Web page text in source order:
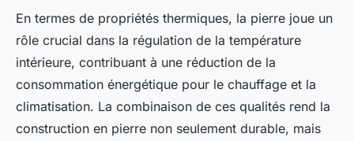
En termes de propriétés thermiques, la pierre joue un
rôle crucial dans la régulation de la température
intérieure, contribuant à une réduction de la
consommation énergétique pour le chauffage et la
climatisation. La combinaison de ces qualités rend la
construction en pierre non seulement durable, mais